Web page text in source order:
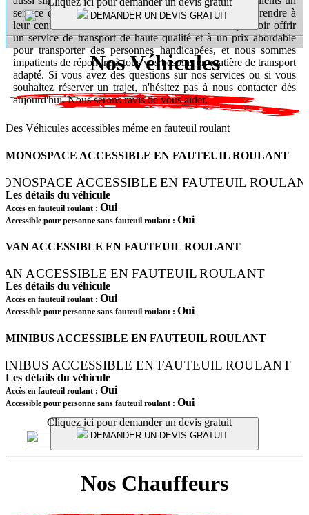
service de ramassage porte-à-porte pour les aider à se rendre à
leur centre medico-social. Nous sommes fiers de pouvoir offrir
un service de transport de haute qualité et à un prix abordable
pour transporter des personnes handicapées, et nous sommes
impatients de répondre à tous vos besoins en matière de transport
adapté. Si vous avez des questions sur nos services ou si vous
souhaitez réserver un trajet, n'hésitez pas à nous contacter dès
aujourd'hui. Nous serons ravis de vous aider,
DEMANDER UN DEVIS GRATUIT
Nos Véhicules
Des Véhicules accessibles méme en fauteuil roulant
MONOSPACE ACCESSIBLE EN FAUTEUIL ROULANT
Les détails du véhicule
Accès en fauteuil roulant : Oui
Accessible pour personne sans fauteuil roulant : Oui
VAN ACCESSIBLE EN FAUTEUIL ROULANT
Les détails du véhicule
Accès en fauteuil roulant : Oui
Accessible pour personne sans fauteuil roulant : Oui
MINIBUS ACCESSIBLE EN FAUTEUIL ROULANT
Les détails du véhicule
Accès en fauteuil roulant : Oui
Accessible pour personne sans fauteuil roulant : Oui
Cliquez ici pour demander un devis gratuit
DEMANDER UN DEVIS GRATUIT
Nos Chauffeurs